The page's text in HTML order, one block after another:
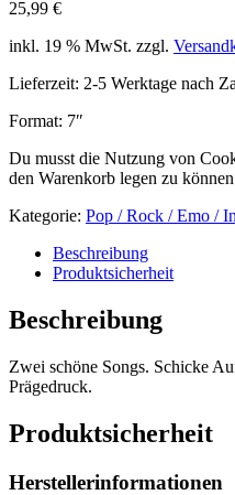
25,99 €
inkl. 19 % MwSt. zzgl.
Lieferzeit: 2-5 Werktage nach
Format: 7″
Du musst die Nutzung von
den Warenkorb legen zu
Kategorie: Pop / Rock / Emo /
Beschreibung
Produktsicherheit
Beschreibung
Zwei schöne Songs. Schicke
Prägedruck.
Produktsicherheit
Herstellerinformationen